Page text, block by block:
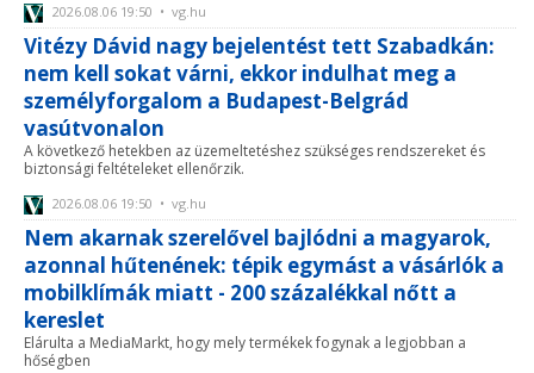
2026.08.06 19:50 • vg.hu
Vitézy Dávid nagy bejelentést tett Szabadkán:
nem kell sokat várni, ekkor indulhat meg a
személyforgalom a Budapest-Belgrád
vasútvonalon
A következő hetekben az üzemeltetéshez szükséges rendszereket és
biztonsági feltételeket ellenőrzik.
2026.08.06 19:50 • vg.hu
Nem akarnak szerelővel bajlódni a magyarok,
azonnal hűtenének: tépik egymást a vásárlók a
mobilklímák miatt - 200 százalékkal nőtt a
kereslet
Elárulta a MediaMarkt, hogy mely termékek fogynak a legjobban a
hőségben